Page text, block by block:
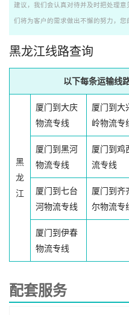
建议，我们会认真对待并及时把处理
们将为客户的需求做出不懈的努力，
黑龙江线路查询
以下每条运输线
黑
龙
江
厦门到大庆
物流专线
厦门到大
岭物流专
厦门到黑河
物流专线
厦门到鸡
流专线
厦门到七台
河物流专线
厦门到齐
尔物流专
厦门到伊春
物流专线
配套服务